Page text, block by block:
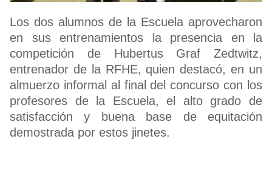
Los dos alumnos de la Escuela aprovecharon
en sus entrenamientos la presencia en la
competición de Hubertus Graf Zedtwitz,
entrenador de la RFHE, quien destacó, en un
almuerzo informal al final del concurso con los
profesores de la Escuela, el alto grado de
satisfacción y buena base de equitación
demostrada por estos jinetes.